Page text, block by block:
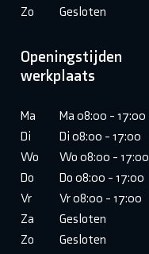
Zo
Gesloten
Openingstijden
werkplaats
Ma
Ma 08:00 - 17:00
Di
Di 08:00 - 17:00
Wo
Wo 08:00 - 17:00
Do
Do 08:00 - 17:00
Vr
Vr 08:00 - 17:00
Za
Gesloten
Zo
Gesloten